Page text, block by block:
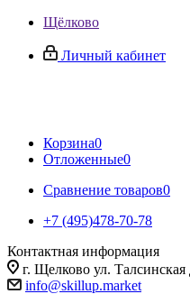
Щёлково
Личный кабинет
Корзина0
Отложенные0
Сравнение товаров0
+7 (495)478-70-78
Контактная информация
г. Щелково ул.
info@skillup.market